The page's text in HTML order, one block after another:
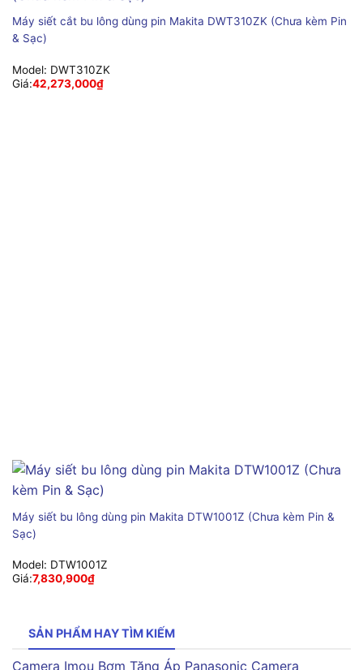
Máy siết cắt bu lông dùng pin Makita DWT310ZK (Chưa kèm Pin
& Sạc)
Model: DWT310ZK
Giá:42,273,000₫
Máy siết bu lông dùng pin Makita DTW1001Z (Chưa kèm Pin &
Sạc)
Model: DTW1001Z
Giá:7,830,900₫
SẢN PHẨM HAY TÌM KIẾM
Camera Imou Bơm Tăng Áp Panasonic Camera